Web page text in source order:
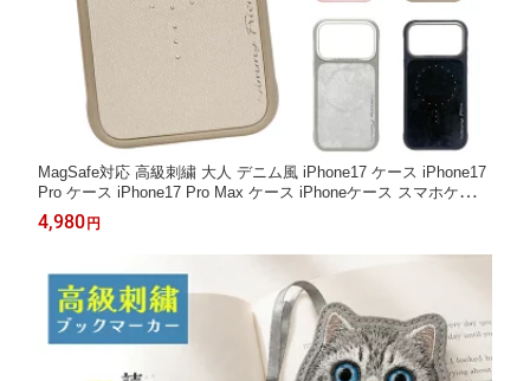
MagSafe対応 高級刺繍 大人 デニム風 iPhone17 ケース iPhone17
Pro ケース iPhone17 Pro Max ケース iPhoneケース スマホケース
かわいい アイフォン カメラ保護 カメラカバー カメラレンズ
シンプル レザー革 カメラ保護 耐衝撃 おしゃれ NIMMY Friends
4,980 円